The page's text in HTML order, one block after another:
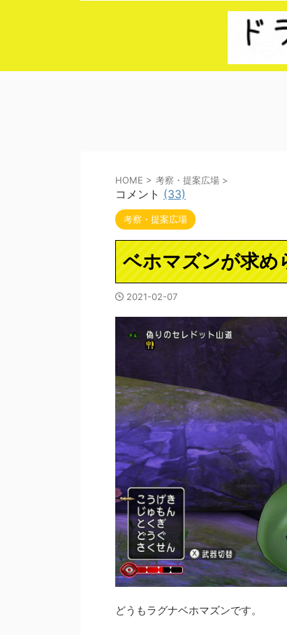
HOME > 考察・提案広場 >
コメント (33)
考察・提案広場
ベホマズンが求め
2021-02-07
どうもラグナベホマズンです。